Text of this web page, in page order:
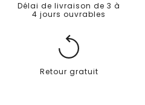
Délai de livraison de 3 à
4 jours ouvrables
Retour gratuit